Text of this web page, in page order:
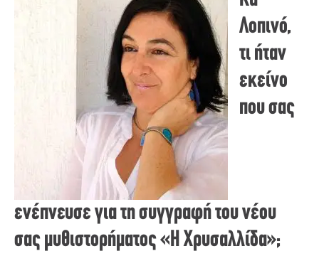
Λοπινό,
τι ήταν
εκείνο
που σας
ενέπνευσε για τη συγγραφή του νέου
σας μυθιστορήματος «Η Χρυσαλλίδα»;